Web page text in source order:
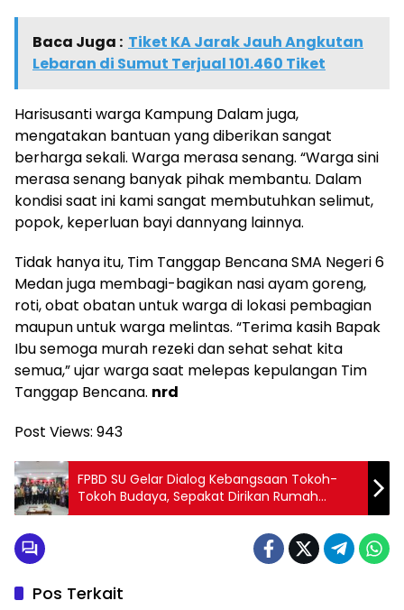
Baca Juga : Tiket KA Jarak Jauh Angkutan
Lebaran di Sumut Terjual 101.460 Tiket
Harisusanti warga Kampung Dalam juga,
mengatakan bantuan yang diberikan sangat
berharga sekali. Warga merasa senang. “Warga sini
merasa senang banyak pihak membantu. Dalam
kondisi saat ini kami sangat membutuhkan selimut,
popok, keperluan bayi dannyang lainnya.
Tidak hanya itu, Tim Tanggap Bencana SMA Negeri 6
Medan juga membagi-bagikan nasi ayam goreng,
roti, obat obatan untuk warga di lokasi pembagian
maupun untuk warga melintas. “Terima kasih Bapak
Ibu semoga murah rezeki dan sehat sehat kita
semua,” ujar warga saat melepas kepulangan Tim
Tanggap Bencana. nrd
Post Views: 943
FPBD SU Gelar Dialog Kebangsaan Tokoh-
Tokoh Budaya, Sepakat Dirikan Rumah
Budaya Digital
Pos Terkait